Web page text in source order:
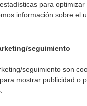
para
información sobre el
seguimiento
seguimiento son
mostrar publicidad o